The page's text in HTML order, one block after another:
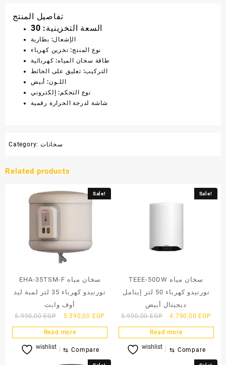
تفاصيل المنتج
السعة التخزينية: 30
الإشعال: بطارية
نوع المنتج: تخزين كهرباء
طاقة سخان المياه: كهربائية
التركيب: تعليق على الحائط
اللـون: أبيض
نوع التحكم: إلكتروني
شاشة لدرجة الحرارة رقمية
Category: سخانات
Related products
Sale!
EHA-35TSM-F سخان مياه
تورنيدو كهرباء 35 لتر لمبة ليد
أوف وايت
5.990,00EGP
Original
price
was:
5.990,00 EGP.
5.390,00 EGP Current
price
is:
5.390,00 EGP.
Read more
wishlist ⇆ Compare
Sale!
TEEE-50DW سخان مياه
تورنيدو كهرباء 50 لتر إينامل
ديجيتال أبيض
5.990,00EGP
Original
price
was:
5.990,00 EGP.
4.790,00 EGP
price
is:
Read more
wishlist ⇆ Compare